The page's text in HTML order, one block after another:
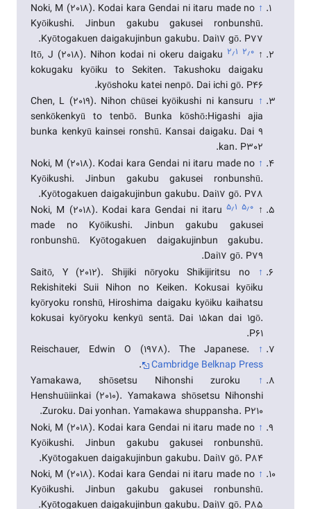
↑
Noki, M (2018). Kodai kara Gendai ni itaru made no
Kyōikushi. Jinbun gakubu gakusei ronbunshū.
Kyōtogakuen daigakujinbun gakubu. Dai17 gō. P77.
↑ ۲٫۰ ۲٫۱
Itō, J (2018). Nihon kodai ni okeru daigaku
kokugaku kyōiku to Sekiten. Takushoku daigaku
kyōshoku katei nenpō. Dai ichi gō. P46.
↑
Chen, L (2019). Nihon chūsei kyōikushi ni kansuru
senkōkenkyū to tenbō. Bunka kōshō:Higashi ajia
bunka kenkyū kainsei ronshū. Kansai daigaku. Dai 9
kan. P302.
↑
Noki, M (2018). Kodai kara Gendai ni itaru made no
Kyōikushi. Jinbun gakubu gakusei ronbunshū.
Kyōtogakuen daigakujinbun gakubu. Dai17 gō. P78.
↑ ۵٫۰ ۵٫۱
Noki, M (2018). Kodai kara Gendai ni itaru
made no Kyōikushi. Jinbun gakubu gakusei
ronbunshū. Kyōtogakuen daigakujinbun gakubu.
Dai17 gō. P79.
↑
Saitō, Y (2012). Shijiki nōryoku Shikijiritsu no
Rekishiteki Suii Nihon no Keiken. Kokusai kyōiku
kyōryoku ronshū, Hiroshima daigaku kyōiku kaihatsu
kokusai kyōryoku kenkyū sentā. Dai 15kan dai 1gō.
P61.
↑
Reischauer, Edwin O (1978). The Japanese.
Cambridge Belknap Press
.
↑
Yamakawa, shōsetsu Nihonshi zuroku
Henshuūiinkai (2010). Yamakawa shōsetsu Nihonshi
Zuroku. Dai yonhan. Yamakawa shuppansha. P210.
↑
Noki, M (2018). Kodai kara Gendai ni itaru made no
Kyōikushi. Jinbun gakubu gakusei ronbunshū.
Kyōtogakuen daigakujinbun gakubu. Dai17 gō. P84.
↑
Noki, M (2018). Kodai kara Gendai ni itaru made no
Kyōikushi. Jinbun gakubu gakusei ronbunshū.
Kyōtogakuen daigakujinbun gakubu. Dai17 gō. P85.